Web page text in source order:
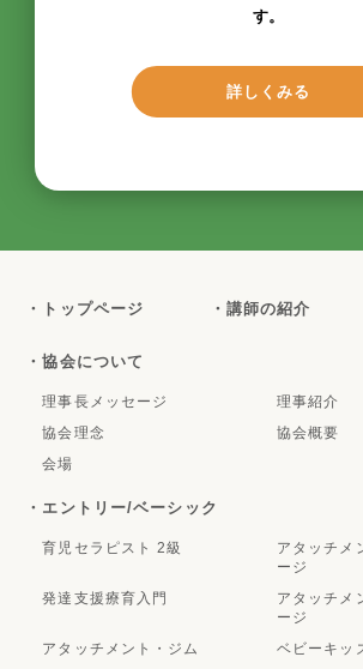
す。
詳しくみる
・トップページ ・講師の紹介
・協会について
理事長メッセージ
理事紹介
協会理念
協会概要
会場
・エントリー/ベーシック
育児セラピスト 2級
アタッチメ
ージ
発達支援療育入門
アタッチメ
ージ
アタッチメント・ジム
ベビーキッ